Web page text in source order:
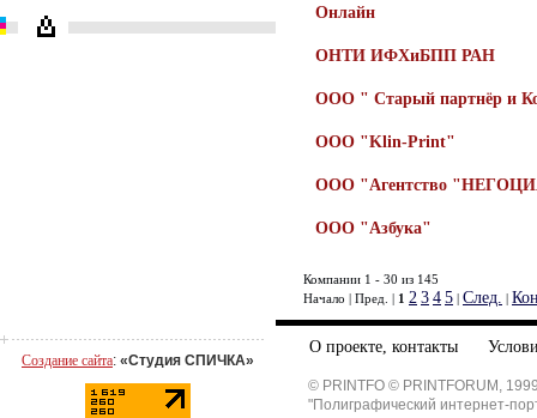
Создание сайта: «Студия СПИЧКА»
Онлайн
ОНТИ ИФХиБПП РАН
ООО " Старый партнёр и
ООО "Klin-Print"
ООО "Агентство
ООО "Азбука"
Компании 1 - 30 из 145
Начало | Пред. | 1 2 3 4 5 | След. |
О проекте, контакты
© PRINTFO © PRINTFORUM,
"Полиграфический интернет-